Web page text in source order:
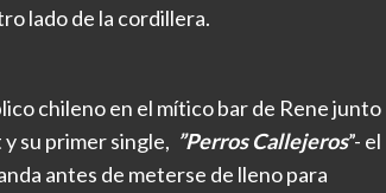
lado de la cordillera.
chileno en el mítico bar de Rene junto
su primer single, ”Perros Callejeros”- el
antes de meterse de lleno para